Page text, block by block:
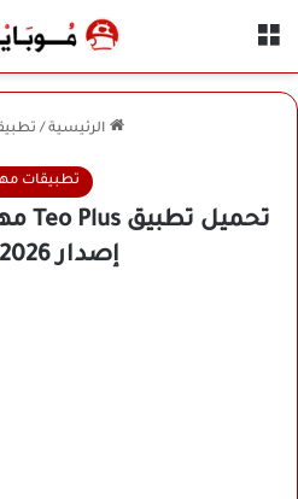
الرئيسية /
تطبيقات
إصدار 2026 مجانًا